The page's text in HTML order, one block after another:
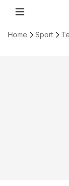
Home Sport